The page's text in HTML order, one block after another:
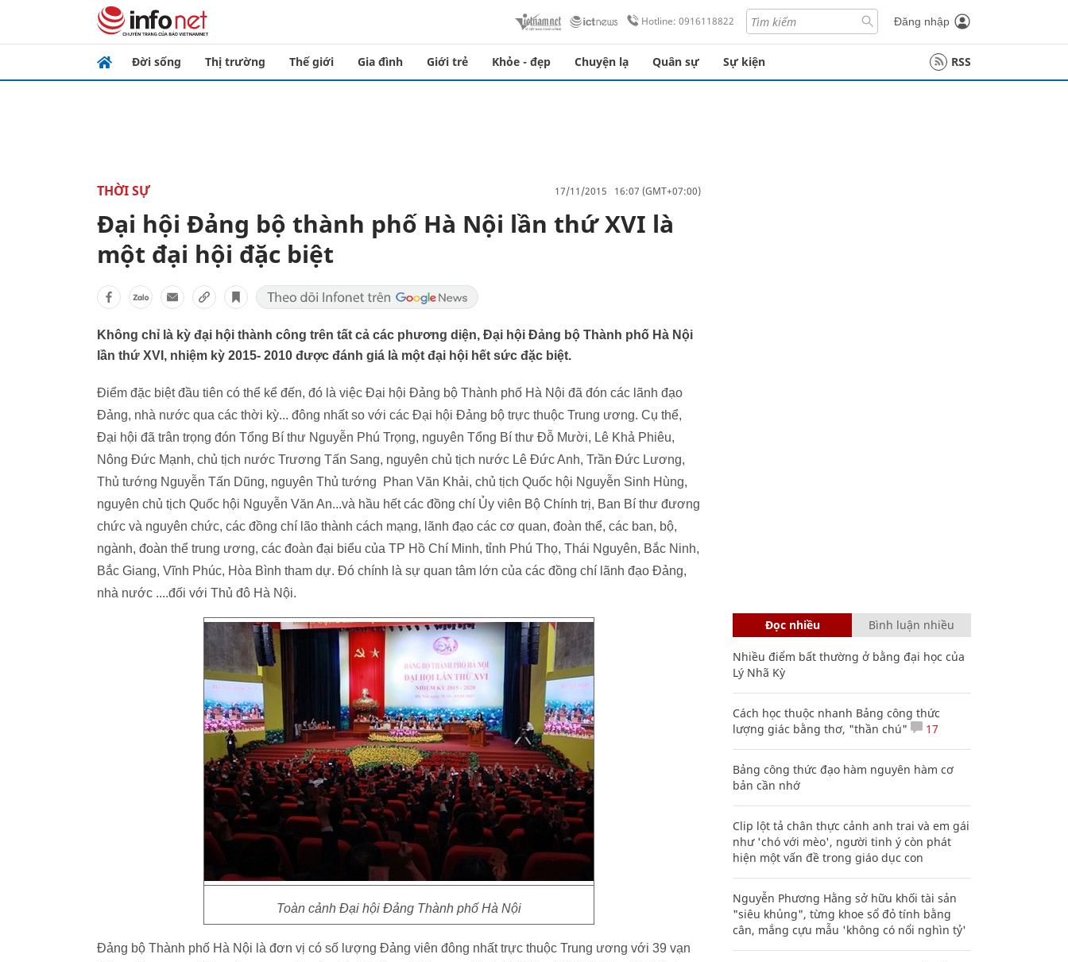
Hotline: 0916118822 Đăng nhập
Đời sống Thị trường Thế giới Gia đình Giới trẻ Khỏe - đẹp Chuyện lạ Quân sự Sự kiện RSS
THỜI SỰ 17/11/2015 16:07 (GMT+07:00)
Đại hội Đảng bộ thành phố Hà Nội lần thứ XVI là
một đại hội đặc biệt
Không chỉ là kỳ đại hội thành công trên tất cả các phương diện, Đại hội Đảng bộ Thành phố Hà Nội
lần thứ XVI, nhiệm kỳ 2015- 2010 được đánh giá là một đại hội hết sức đặc biệt.
Điểm đặc biệt đầu tiên có thể kể đến, đó là việc Đại hội Đảng bộ Thành phố Hà Nội đã đón các lãnh đạo
Đảng, nhà nước qua các thời kỳ... đông nhất so với các Đại hội Đảng bộ trực thuộc Trung ương. Cụ thể,
Đại hội đã trân trọng đón Tổng Bí thư Nguyễn Phú Trọng, nguyên Tổng Bí thư Đỗ Mười, Lê Khả Phiêu,
Nông Đức Mạnh, chủ tịch nước Trương Tấn Sang, nguyên chủ tịch nước Lê Đức Anh, Trần Đức Lương,
Thủ tướng Nguyễn Tấn Dũng, nguyên Thủ tướng Phan Văn Khải, chủ tịch Quốc hội Nguyễn Sinh Hùng,
nguyên chủ tịch Quốc hội Nguyễn Văn An...và hầu hết các đồng chí Ủy viên Bộ Chính trị, Ban Bí thư đương
chức và nguyên chức, các đồng chí lão thành cách mạng, lãnh đạo các cơ quan, đoàn thể, các ban, bộ,
ngành, đoàn thể trung ương, các đoàn đại biểu của TP Hồ Chí Minh, tỉnh Phú Thọ, Thái Nguyên, Bắc Ninh,
Bắc Giang, Vĩnh Phúc, Hòa Bình tham dự. Đó chính là sự quan tâm lớn của các đồng chí lãnh đạo Đảng,
nhà nước ....đối với Thủ đô Hà Nội.
Toàn cảnh Đại hội Đảng Thành phố Hà Nội
Đảng bộ Thành phố Hà Nội là đơn vị có số lượng Đảng viên đông nhất trực thuộc Trung ương với 39 vạn
Đọc nhiều Bình luận nhiều
Nhiều điểm bất thường ở bằng đại học của
Lý Nhã Kỳ
Cách học thuộc nhanh Bảng công thức
lượng giác bằng thơ, "thần chú"
17
Bảng công thức đạo hàm nguyên hàm cơ
bản cần nhớ
Clip lột tả chân thực cảnh anh trai và em gái
như 'chó với mèo', người tinh ý còn phát
hiện một vấn đề trong giáo dục con
Nguyễn Phương Hằng sở hữu khối tài sản
"siêu khủng", từng khoe sổ đỏ tính bằng
cân, mắng cựu mẫu 'không có nổi nghìn tỷ'